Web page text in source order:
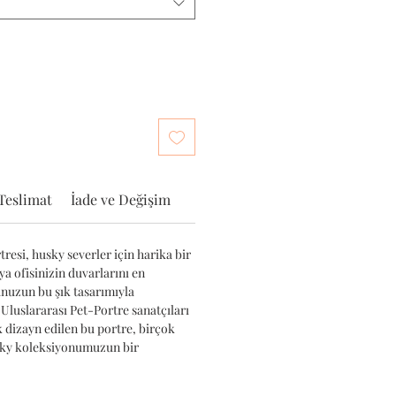
İade ve Değişim
husky severler için harika bir
ofisinizin duvarlarını en
bu şık tasarımıyla
Pet-Portre sanatçıları
dizayn edilen bu portre, birçok
koleksiyonumuzun bir